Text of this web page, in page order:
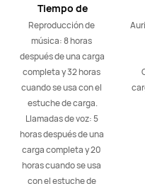
Tiempo de
reproducción
Reproducción de
música: 8 horas
después de una carga
completa y 32 horas
cuando se usa con el
estuche de carga.
Llamadas de voz: 5
horas después de una
carga completa y 20
horas cuando se usa
con el estuche de